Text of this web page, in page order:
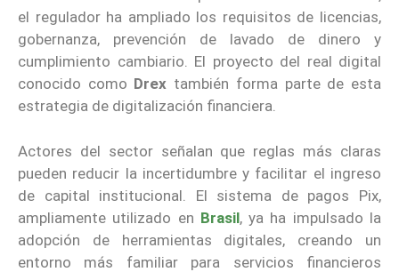
el regulador ha ampliado los requisitos de licencias,
gobernanza, prevención de lavado de dinero y
cumplimiento cambiario. El proyecto del real digital
conocido como Drex también forma parte de esta
estrategia de digitalización financiera.
Actores del sector señalan que reglas más claras
pueden reducir la incertidumbre y facilitar el ingreso
de capital institucional. El sistema de pagos Pix,
ampliamente utilizado en Brasil, ya ha impulsado la
adopción de herramientas digitales, creando un
entorno más familiar para servicios financieros